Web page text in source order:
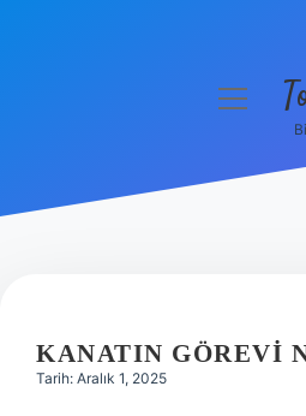
Hakkımızda
menüyü
KANATIN GÖREVI
Tarih: Aralık 1, 2025